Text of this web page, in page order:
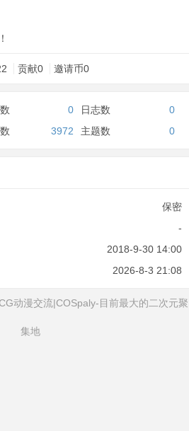
贡献0 邀请币0
0 日志数
0
3972 主题数 0
保密
-
2018-9-30 14:00
2026-8-3 21:08
动漫交流|COSpaly-目前最大的二次元聚
集地